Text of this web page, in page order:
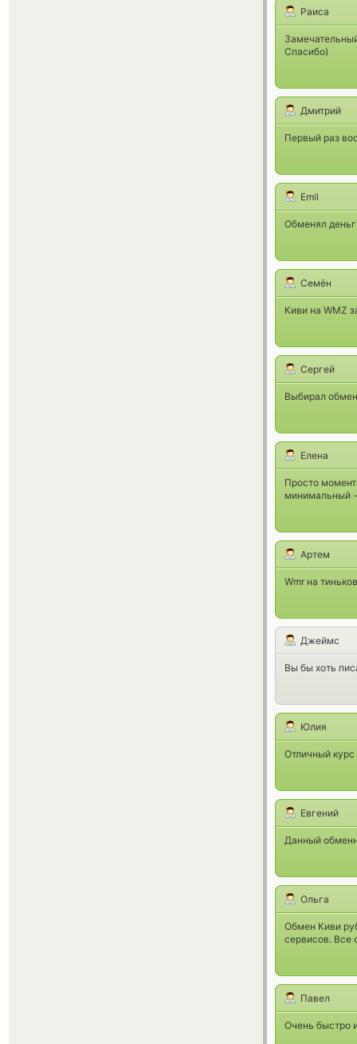
Раиса
Спасибо)
Дмитрий
Первый раз
Emil
Обменял
Семён
Киви на WMZ
Сергей
Выбирал
Елена
Просто
минимальный -
Артем
Wmr на
Джеймс
Вы бы хоть
Юлия
Отличный
Евгений
Данный
Ольга
Обмен Киви
сервисов. Все
Павел
Очень быстро